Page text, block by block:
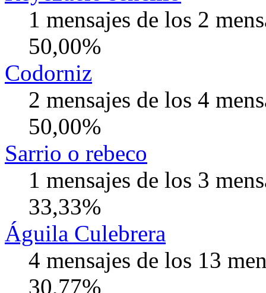
1 mensajes de los 2
50,00%
Codorniz
2 mensajes de los 4
50,00%
Sarrio o rebeco
1 mensajes de los 3
33,33%
Águila Culebrera
4 mensajes de los 13
30,77%